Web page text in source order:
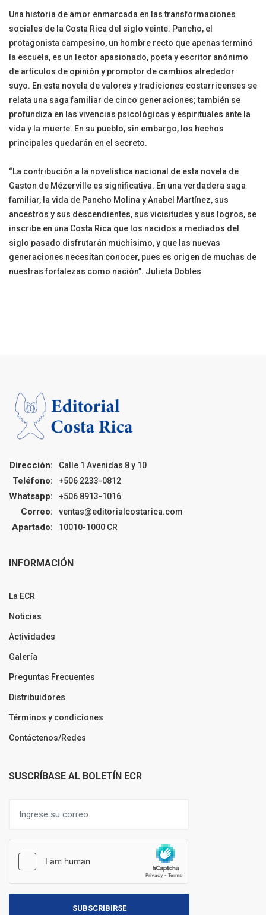
Una historia de amor enmarcada en las transformaciones
sociales de la Costa Rica del siglo veinte. Pancho, el
protagonista campesino, un hombre recto que apenas terminó
la escuela, es un lector apasionado, poeta y escritor anónimo
de artículos de opinión y promotor de cambios alrededor
suyo. En esta novela de valores y tradiciones costarricenses se
relata una saga familiar de cinco generaciones; también se
profundiza en las vivencias psicológicas y espirituales ante la
vida y la muerte. En su pueblo, sin embargo, los hechos
principales quedarán en el secreto.
“La contribución a la novelística nacional de esta novela de
Gaston de Mézerville es significativa. En una verdadera saga
familiar, la vida de Pancho Molina y Anabel Martínez, sus
ancestros y sus descendientes, sus vicisitudes y sus logros, se
inscribe en una Costa Rica que los nacidos a mediados del
siglo pasado disfrutarán muchísimo, y que las nuevas
generaciones necesitan conocer, pues es origen de muchas de
nuestras fortalezas como nación”. Julieta Dobles
Dirección: Calle 1 Avenidas 8 y 10
Teléfono: +506 2233-0812
Whatsapp: +506 8913-1016
Correo: ventas@editorialcostarica.com
Apartado: 10010-1000 CR
INFORMACIÓN
La ECR
Noticias
Actividades
Galería
Preguntas Frecuentes
Distribuidores
Términos y condiciones
Contáctenos/Redes
SUSCRÍBASE AL BOLETÍN ECR
SUBSCRIBIRSE